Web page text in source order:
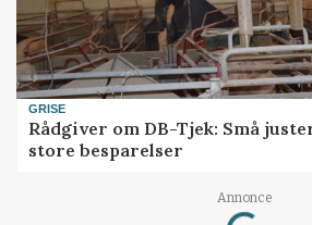
GRISE
Rådgiver om DB-Tjek: Små
store besparelser
Annonce